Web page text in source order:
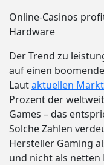
Online-Casinos
Hardware
Der Trend zu
auf einen
Lautaktuellen
Prozent der
Games – das
Solche Zahlen
Hersteller Gaming
und nicht als netten